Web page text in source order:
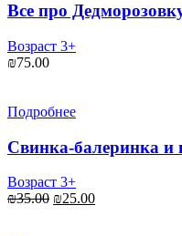
Все про
Возраст 3+
₪75.00
Подробнее
Свинка-балеринка и
Возраст 3+
₪35.00 Первоначальная
₪25.00Текущая